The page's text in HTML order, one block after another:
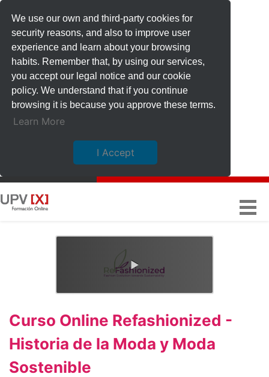
We use our own and third-party cookies for
security reasons, and also to improve user
experience and learn about your browsing
habits. Remember that, by using our services,
you accept our legal notice and our cookie
policy. We understand that if you continue
browsing it is because you approve these terms.
Learn More
I Accept
Curso Online Refashionized -
Historia de la Moda y Moda
Sostenible